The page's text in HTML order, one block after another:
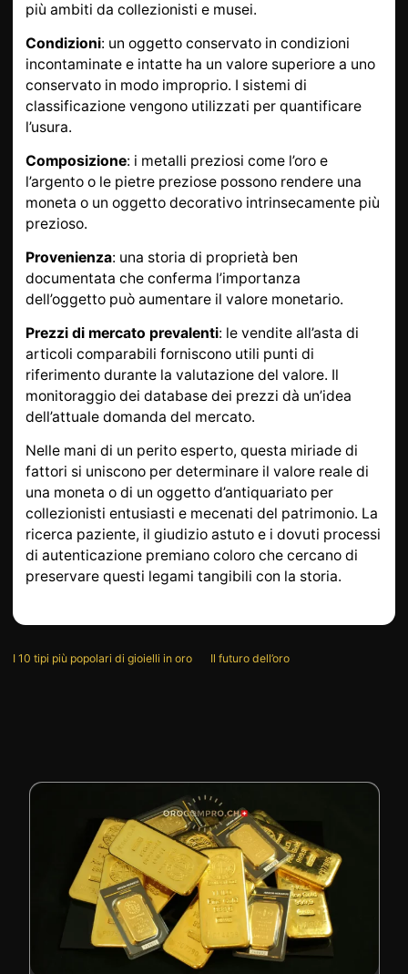
più ambiti da collezionisti e musei.
Condizioni: un oggetto conservato in condizioni
incontaminate e intatte ha un valore superiore a uno
conservato in modo improprio. I sistemi di
classificazione vengono utilizzati per quantificare
l’usura.
Composizione: i metalli preziosi come l’oro e
l’argento o le pietre preziose possono rendere una
moneta o un oggetto decorativo intrinsecamente più
prezioso.
Provenienza: una storia di proprietà ben
documentata che conferma l’importanza
dell’oggetto può aumentare il valore monetario.
Prezzi di mercato prevalenti: le vendite all’asta di
articoli comparabili forniscono utili punti di
riferimento durante la valutazione del valore. Il
monitoraggio dei database dei prezzi dà un’idea
dell’attuale domanda del mercato.
Nelle mani di un perito esperto, questa miriade di
fattori si uniscono per determinare il valore reale di
una moneta o di un oggetto d’antiquariato per
collezionisti entusiasti e mecenati del patrimonio. La
ricerca paziente, il giudizio astuto e i dovuti processi
di autenticazione premiano coloro che cercano di
preservare questi legami tangibili con la storia.
I 10 tipi più popolari di gioielli in oro Il futuro dell’oro